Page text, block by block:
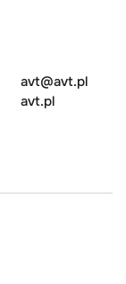
avt@avt.pl
avt.pl